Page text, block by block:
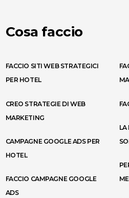
Cosa faccio
FACCIO SITI WEB STRATEGICI
PER HOTEL
CREO STRATEGIE DI WEB
MARKETING
CAMPAGNE GOOGLE ADS PER
HOTEL
FACCIO CAMPAGNE GOOGLE
ADS
LA
ME